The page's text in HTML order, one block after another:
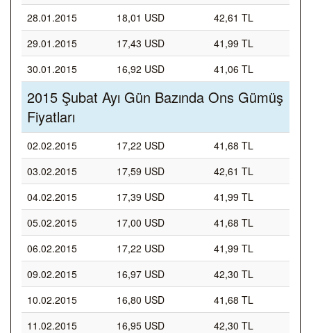
28.01.2015
18,01 USD
42,61 TL
29.01.2015
17,43 USD
41,99 TL
30.01.2015
16,92 USD 41,06 TL
2015 Şubat Ayı Gün Bazında Ons Gümüş
Fiyatları
02.02.2015 17,22 USD
41,68 TL
03.02.2015
17,59 USD
42,61 TL
04.02.2015
17,39 USD
41,99 TL
05.02.2015
17,00 USD
41,68 TL
06.02.2015
17,22 USD
41,99 TL
09.02.2015
16,97 USD
42,30 TL
10.02.2015
16,80 USD
41,68 TL
11.02.2015
16,95 USD
42,30 TL